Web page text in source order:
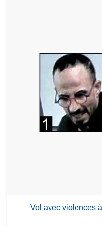
Vol avec violences